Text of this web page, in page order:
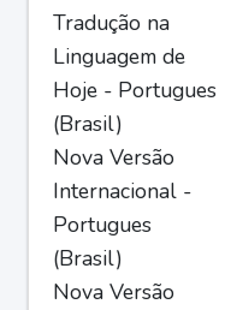
Tradução na
Linguagem de
Hoje - Portugues
(Brasil)
Nova Versão
Internacional -
Portugues
(Brasil)
Nova Versão